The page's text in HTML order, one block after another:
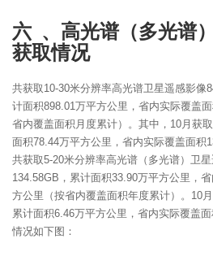
六 、高光谱（多光谱
获取情况
共获取10-30米分辨率高光谱卫星遥感影像
计面积898.01万平方公里，省内实际覆盖
省内覆盖面积月度累计）。其中，10月获
面积78.44万平方公里，省内实际覆盖面积
共获取5-20米分辨率高光谱（多光谱）卫
134.58GB，累计面积33.90万平方公里，
方公里（按省内覆盖面积年度累计）。10
累计面积6.46万平方公里，省内实际覆盖
情况如下图：